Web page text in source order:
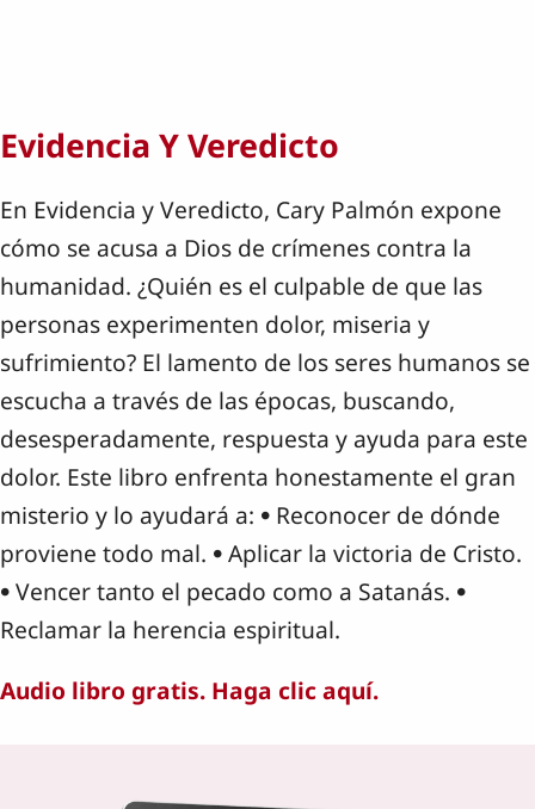
Evidencia Y Veredicto
En Evidencia y Veredicto, Cary Palmón expone
cómo se acusa a Dios de crímenes contra la
humanidad. ¿Quién es el culpable de que las
personas experimenten dolor, miseria y
sufrimiento? El lamento de los seres humanos se
escucha a través de las épocas, buscando,
desesperadamente, respuesta y ayuda para este
dolor. Este libro enfrenta honestamente el gran
misterio y lo ayudará a: • Reconocer de dónde
proviene todo mal. • Aplicar la victoria de Cristo.
• Vencer tanto el pecado como a Satanás. •
Reclamar la herencia espiritual.
Audio libro gratis. Haga clic aquí.